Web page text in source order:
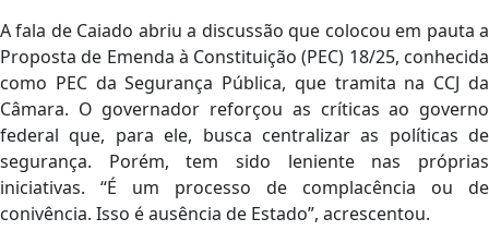
A fala de Caiado abriu a discussão que colocou em pauta a
Proposta de Emenda à Constituição (PEC) 18/25, conhecida
como PEC da Segurança Pública, que tramita na CCJ da
Câmara. O governador reforçou as críticas ao governo
federal que, para ele, busca centralizar as políticas de
segurança. Porém, tem sido leniente nas próprias
iniciativas. “É um processo de complacência ou de
conivência. Isso é ausência de Estado”, acrescentou.